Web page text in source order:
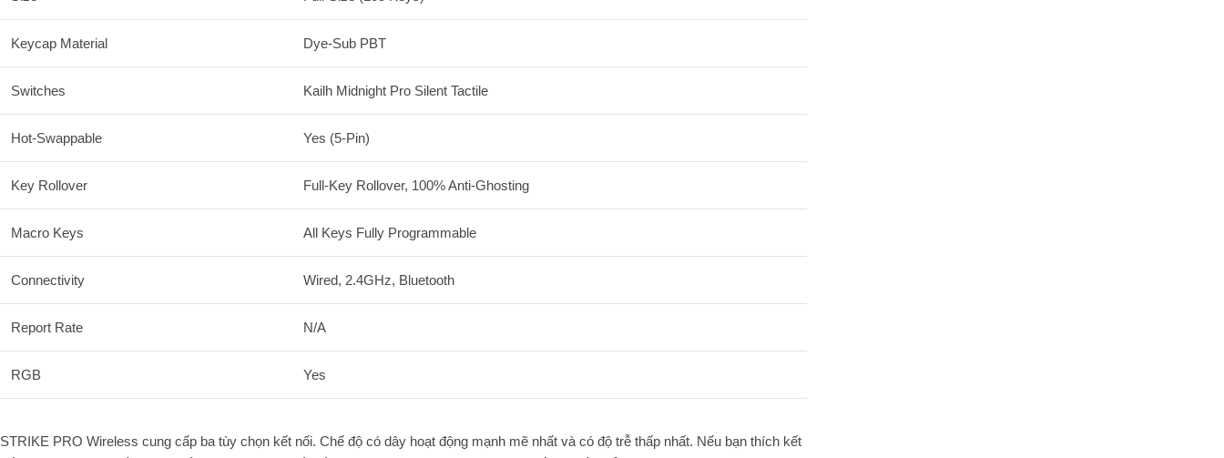
Keycap Material Dye-Sub PBT
Switches Kailh Midnight Pro Silent Tactile
Hot-Swappable Yes (5-Pin)
Key Rollover Full-Key Rollover, 100% Anti-Ghosting
Macro Keys All Keys Fully Programmable
Connectivity Wired, 2.4GHz, Bluetooth
Report Rate N/A
RGB Yes
STRIKE PRO Wireless cung cấp ba tùy chọn kết nối. Chế độ có dây hoạt động mạnh mẽ nhất và có độ trễ thấp nhất. Nếu bạn thích kết